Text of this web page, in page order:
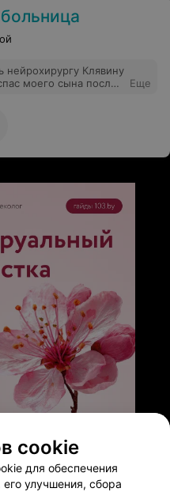
нейрохирургу Клявину
моего сына после
Еще
cookie
для обеспечения
его улучшения, сбора